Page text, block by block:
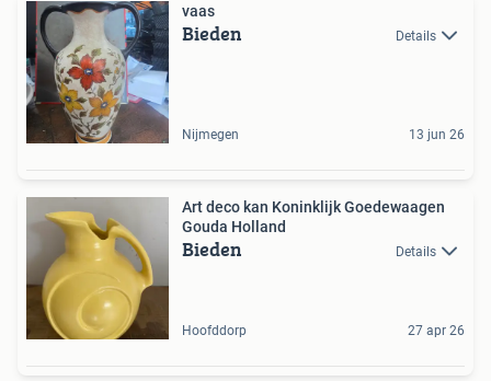
vaas
Bieden Details
Nijmegen 13 jun 26
Art deco kan Koninklijk Goedewaagen
Gouda Holland
Bieden Details
Hoofddorp 27 apr 26